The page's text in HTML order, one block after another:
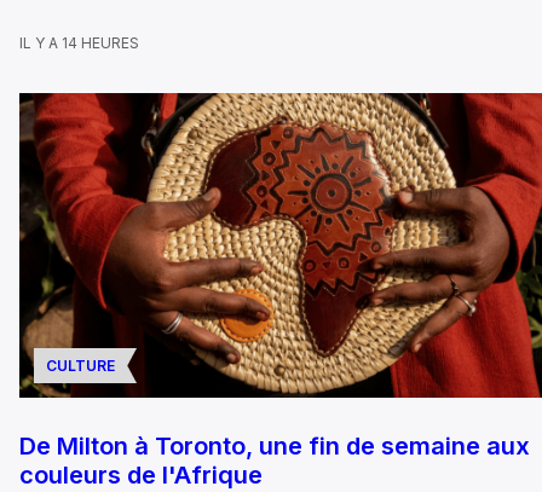
IL Y A 14 HEURES
CULTURE
De Milton à Toronto, une fin de semaine aux
couleurs de l'Afrique